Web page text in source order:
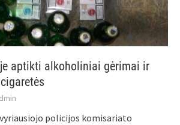
aptikti alkoholiniai gėrimai ir
policijos komisariato